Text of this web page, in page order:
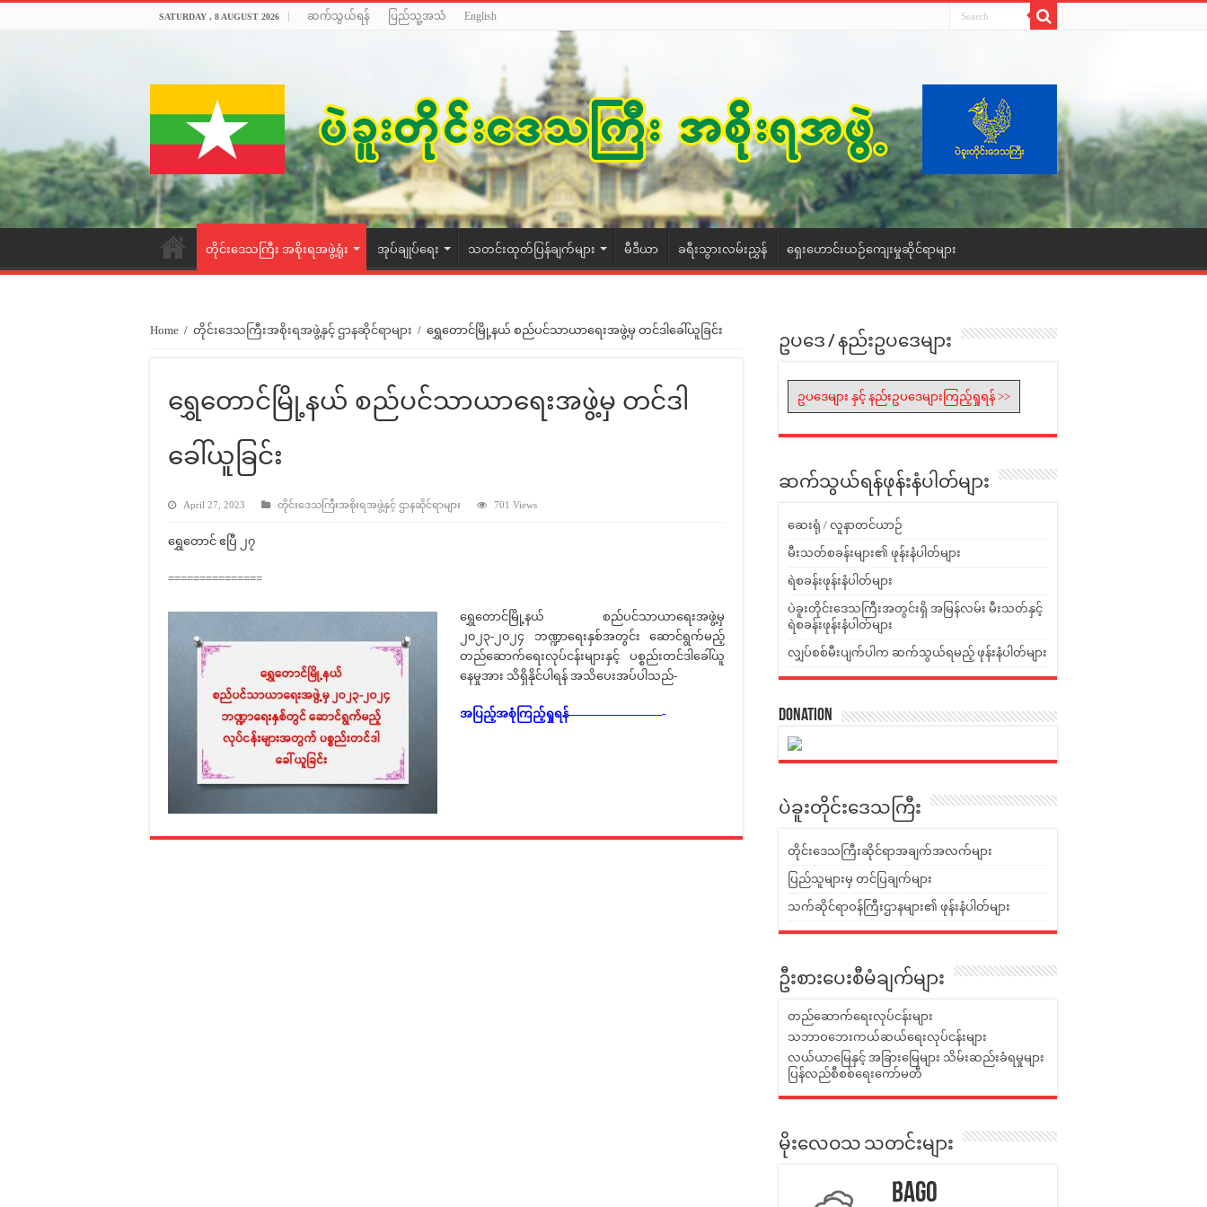
SATURDAY , 8 AUGUST 2026 ဆက်သွယ်ရန် ပြည်သူ့အသံ English
တိုင်းဒေသကြီး အစိုးရအဖွဲ့ရုံး အုပ်ချုပ်ရေး သတင်းထုတ်ပြန်ချက်များ မီဒီယာ ခရီးသွားလမ်းညွှန် ရှေးဟောင်းယဉ်ကျေးမှုဆိုင်ရာများ
Home / တိုင်းဒေသကြီးအစိုးရအဖွဲ့နှင့် ဌာနဆိုင်ရာများ / ရွှေတောင်မြို့နယ် စည်ပင်သာယာရေးအဖွဲ့မှ တင်ဒါခေါ်ယူခြင်း
ရွှေတောင်မြို့နယ် စည်ပင်သာယာရေးအဖွဲ့မှ တင်ဒါ
ခေါ်ယူခြင်း
April 27, 2023 တိုင်းဒေသကြီးအစိုးရအဖွဲ့နှင့် ဌာနဆိုင်ရာများ 701 Views
ရွှေတောင် ဧပြီ ၂၇
===============
ရွှေတောင်မြို့နယ် စည်ပင်သာယာရေးအဖွဲ့မှ
၂၀၂၃-၂၀၂၄ ဘဏ္ဍာရေးနှစ်အတွင်း ဆောင်ရွက်မည့်
တည်ဆောက်ရေးလုပ်ငန်းများနှင့် ပစ္စည်းတင်ဒါခေါ်ယူ
နေမှုအား သိရှိနိုင်ပါရန် အသိပေးအပ်ပါသည်-
အပြည့်အစုံကြည့်ရှုရန်————————-
ဥပဒေ / နည်းဥပဒေများ
ဥပဒေများ နှင့် နည်းဥပဒေများကြည့်ရှုရန် >>
ဆက်သွယ်ရန်ဖုန်းနံပါတ်များ
ဆေးရုံ / လူနာတင်ယာဉ်
မီးသတ်စခန်းများ၏ ဖုန်းနံပါတ်များ
ရဲစခန်းဖုန်းနံပါတ်များ
ပဲခူးတိုင်းဒေသကြီးအတွင်းရှိ အမြန်လမ်း မီးသတ်နှင့်
ရဲစခန်းဖုန်းနံပါတ်များ
လျှပ်စစ်မီးပျက်ပါက ဆက်သွယ်ရမည့် ဖုန်းနံပါတ်များ
Donation
ပဲခူးတိုင်းဒေသကြီး
တိုင်းဒေသကြီးဆိုင်ရာအချက်အလက်များ
ပြည်သူများမှ တင်ပြချက်များ
သက်ဆိုင်ရာဝန်ကြီးဌာနများ၏ ဖုန်းနံပါတ်များ
ဦးစားပေးစီမံချက်များ
တည်ဆောက်ရေးလုပ်ငန်းများ
သဘာဝဘေးကယ်ဆယ်ရေးလုပ်ငန်းများ
လယ်ယာမြေနှင့် အခြားမြေများ သိမ်းဆည်းခံရမှုများ
ပြန်လည်စီစစ်ရေးကော်မတီ
မိုးလေဝသ သတင်းများ
Bago